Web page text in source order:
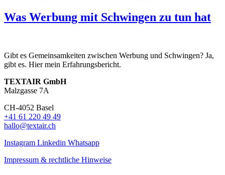
Was Werbung mit Schwingen zu tun hat
Gibt es Gemeinsamkeiten zwischen Werbung und Schwingen? Ja,
gibt es. Hier mein Erfahrungsbericht.
TEXTAIR GmbH
Malzgasse 7A
CH-4052 Basel
+41 61 220 49 49
hallo@textair.ch
Instagram Linkedin Whatsapp
Impressum & rechtliche Hinweise